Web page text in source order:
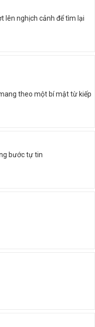
lên nghịch cảnh để tìm lại
theo một bí mật từ kiếp
bước tự tin